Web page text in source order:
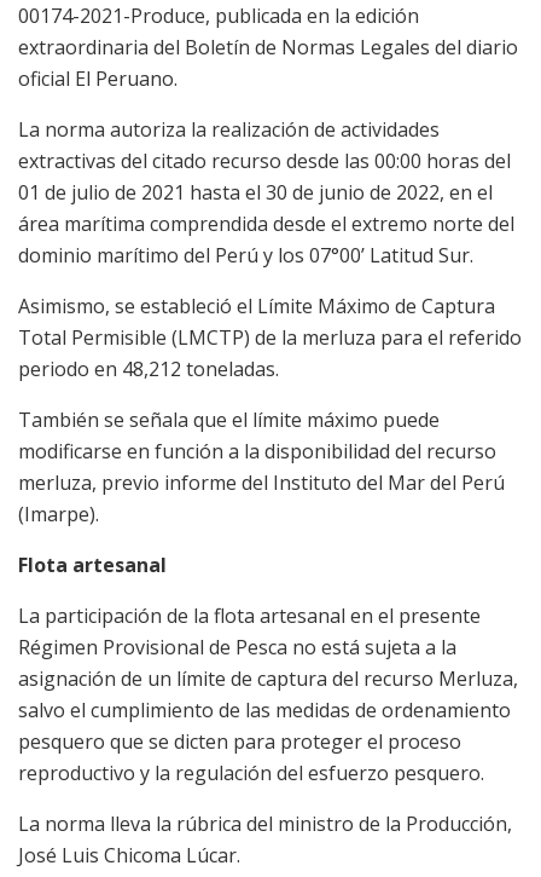
00174-2021-Produce, publicada en la edición
extraordinaria del Boletín de Normas Legales del diario
oficial El Peruano.
La norma autoriza la realización de actividades
extractivas del citado recurso desde las 00:00 horas del
01 de julio de 2021 hasta el 30 de junio de 2022, en el
área marítima comprendida desde el extremo norte del
dominio marítimo del Perú y los 07°00’ Latitud Sur.
Asimismo, se estableció el Límite Máximo de Captura
Total Permisible (LMCTP) de la merluza para el referido
periodo en 48,212 toneladas.
También se señala que el límite máximo puede
modificarse en función a la disponibilidad del recurso
merluza, previo informe del Instituto del Mar del Perú
(Imarpe).
Flota artesanal
La participación de la flota artesanal en el presente
Régimen Provisional de Pesca no está sujeta a la
asignación de un límite de captura del recurso Merluza,
salvo el cumplimiento de las medidas de ordenamiento
pesquero que se dicten para proteger el proceso
reproductivo y la regulación del esfuerzo pesquero.
La norma lleva la rúbrica del ministro de la Producción,
José Luis Chicoma Lúcar.